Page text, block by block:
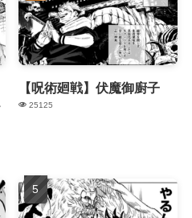
【呪術廻戦】伏魔御廚子
25125